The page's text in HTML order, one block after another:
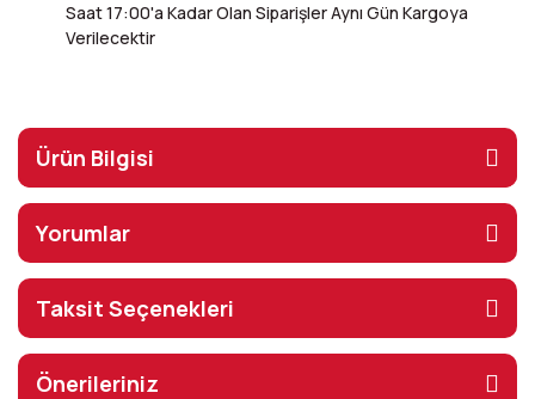
Saat 17:00'a Kadar Olan Siparişler Aynı Gün Kargoya
Verilecektir
Ürün Bilgisi
Yorumlar
Taksit Seçenekleri
Önerileriniz